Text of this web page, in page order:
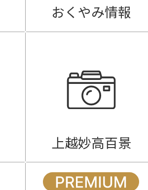
おくやみ情報
上越妙高百景